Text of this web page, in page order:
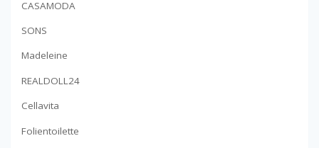
CASAMODA
SONS
Madeleine
REALDOLL24
Cellavita
Folientoilette